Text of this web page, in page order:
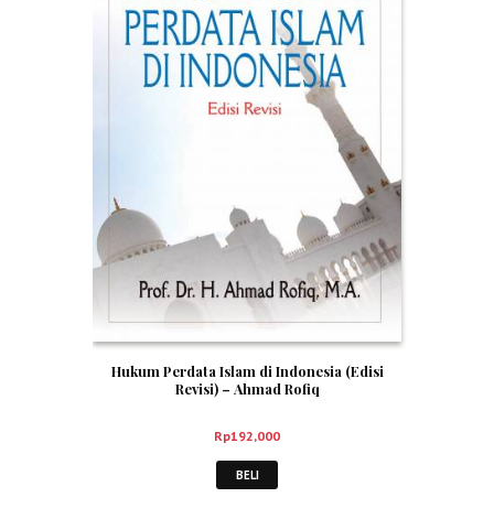
Hukum Perdata Islam di Indonesia (Edisi
Revisi) – Ahmad Rofiq
Rp192,000
BELI